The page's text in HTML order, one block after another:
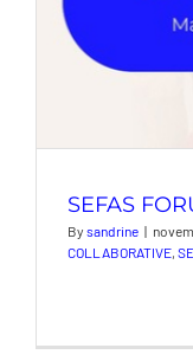
SEFAS
By sandrine |
COLLABORATIVE,